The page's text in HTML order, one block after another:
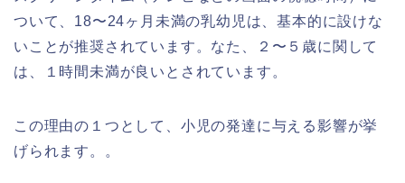
ついて、18〜24ヶ月未満の乳幼児は、基本的に設けな
いことが推奨されています。なた、２〜５歳に関して
は、１時間未満が良いとされています。
この理由の１つとして、小児の発達に与える影響が挙
げられます。。